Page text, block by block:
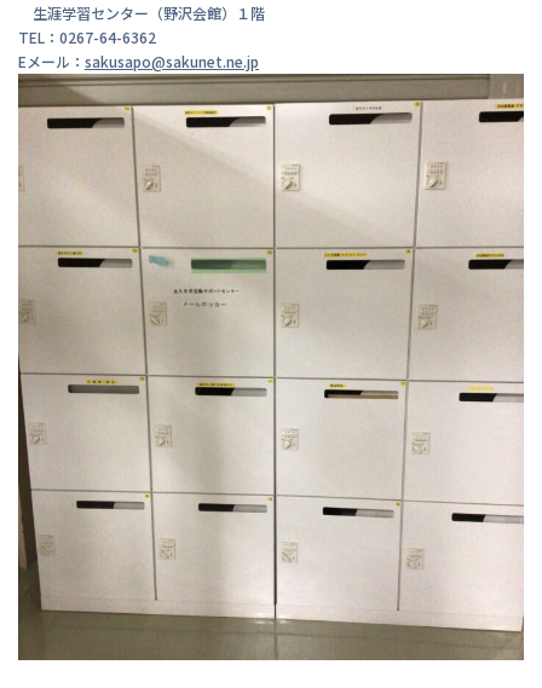
生涯学習センター（野沢会館）１階
TEL：0267-64-6362
Eメール： sakusapo@sakunet.ne.jp